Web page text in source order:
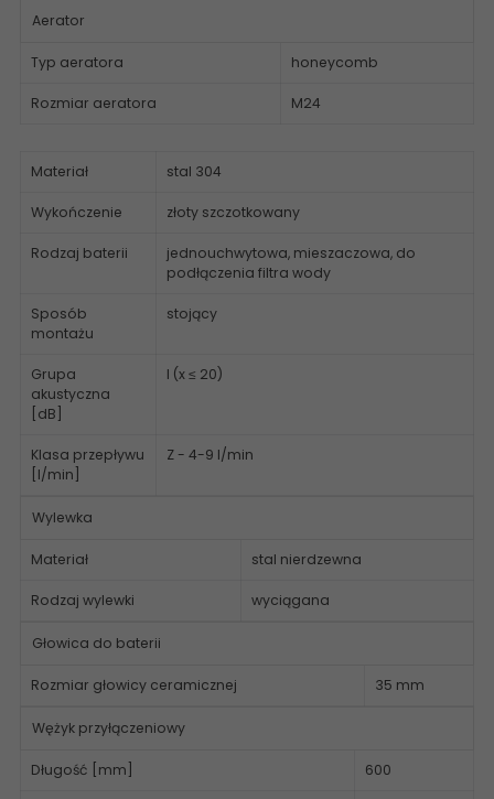
Aerator
Typ aeratora honeycomb
Rozmiar aeratora M24
Materiał stal 304
Wykończenie złoty szczotkowany
Rodzaj baterii
jednouchwytowa, mieszaczowa, do
podłączenia filtra wody
Sposób
montażu
stojący
Grupa
akustyczna
[dB]
I (x ≤ 20)
Klasa przepływu
[l/min]
Z - 4-9 l/min
Wylewka
Materiał stal nierdzewna
Rodzaj wylewki wyciągana
Głowica do baterii
Rozmiar głowicy ceramicznej 35 mm
Wężyk przyłączeniowy
Długość [mm] 600